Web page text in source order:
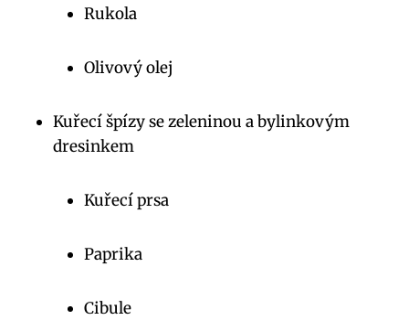
Rukola
Olivový ⁢olej
Kuřecí špízy se zeleninou a bylinkovým
‍dresinkem
Kuřecí prsa
Paprika
Cibule